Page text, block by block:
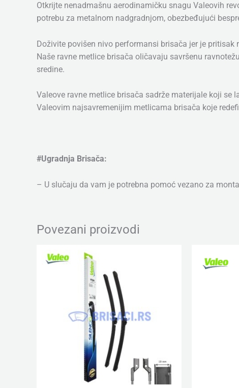
Otkrijte nenadmašnu aerodinamičku snagu Valeovih
potrebu za metalnom nadgradnjom, obezbeđujući
Doživite povišen nivo performansi brisača jer je
Naše ravne metlice brisača oličavaju savršenu
sredine.
Valeove ravne metlice brisača sadrže materijale koji
Valeovim najsavremenijim metlicama brisača koje
#Ugradnja Brisača:
– U slučaju da vam je potrebna pomoć vezano za
Povezani proizvodi